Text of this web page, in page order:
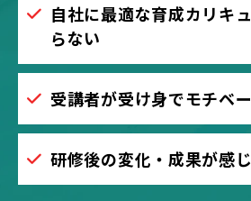
自社に最適な育成カリキ
らない
受講者が受け身でモチベ
研修後の変化・成果が感